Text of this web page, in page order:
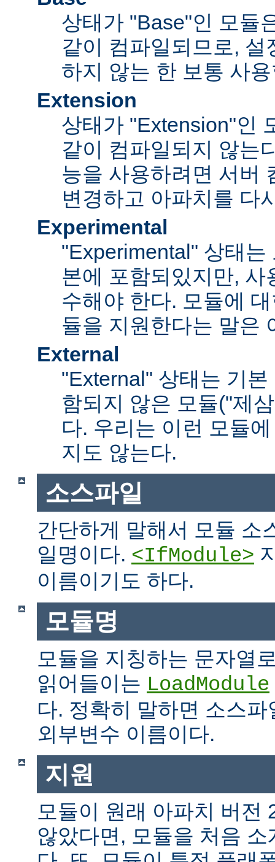
상태가 "Base"인 모듈
같이 컴파일되므로,
하지 않는 한 보통 사
Extension
상태가 "Extension"인
같이 컴파일되지 않는
능을 사용하려면 서버
변경하고 아파치를 다
Experimental
"Experimental" 상태는
본에 포함되있지만, 사
수해야 한다. 모듈에
듈을 지원한다는 말은
External
"External" 상태는 기
함되지 않은 모듈("제
다. 우리는 이런 모듈
지도 않는다.
소스파일
간단하게 말해서 모듈 소
일명이다. <IfModule>
이름이기도 하다.
모듈명
모듈을 지칭하는 문자열
읽어들이는 LoadModule
다. 정확히 말하면 소스
외부변수 이름이다.
지원
모듈이 원래 아파치 버전
않았다면, 모듈을 처음